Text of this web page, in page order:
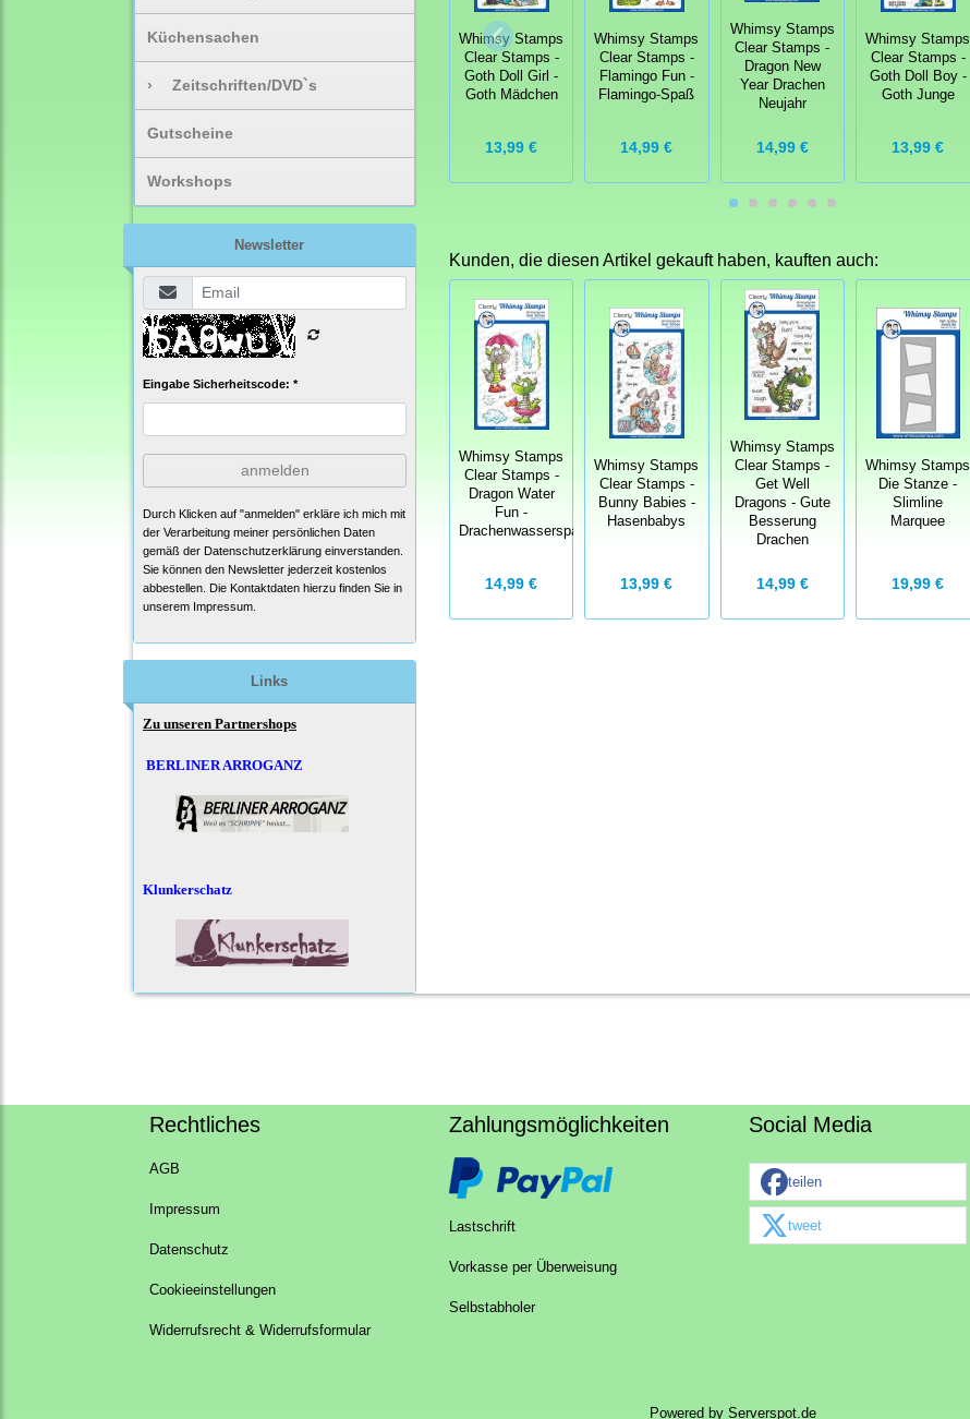
Küchensachen
› Zeitschriften/DVD`s
Gutscheine
Workshops
Newsletter
Eingabe Sicherheitscode: *
anmelden
Durch Klicken auf "anmelden" erkläre ich mich mit
der Verarbeitung meiner persönlichen Daten
gemäß der Datenschutzerklärung einverstanden.
Sie können den Newsletter jederzeit kostenlos
abbestellen. Die Kontaktdaten hierzu finden Sie in
unserem Impressum.
Links
Zu unseren Partnershops
BERLINER ARROGANZ
Klunkerschatz
Whimsy Stamps
Clear Stamps -
Goth Doll Girl -
Goth Mädchen
13,99 €
Whimsy Stamps
Clear Stamps -
Flamingo Fun -
Flamingo-Spaß
14,99 €
Whimsy Stamps
Clear Stamps -
Dragon New
Year Drachen
Neujahr
14,99 €
Whimsy Stamps
Clear Stamps -
Goth Doll Boy -
Goth Junge
13,99 €
Kunden, die diesen Artikel gekauft haben, kauften auch:
Whimsy Stamps
Clear Stamps -
Dragon Water
Fun -
Drachenwasserspaß
14,99 €
Whimsy Stamps
Clear Stamps -
Bunny Babies -
Hasenbabys
13,99 €
Whimsy Stamps
Clear Stamps -
Get Well
Dragons - Gute
Besserung
Drachen
14,99 €
Whimsy Stamps
Die Stanze -
Slimline
Marquee
19,99 €
Rechtliches
AGB
Impressum
Datenschutz
Cookieeinstellungen
Widerrufsrecht & Widerrufsformular
Zahlungsmöglichkeiten
Lastschrift
Vorkasse per Überweisung
Selbstabholer
Social Media
teilen
tweet
Powered by Serverspot.de